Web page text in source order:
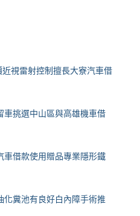
視雷射控制擅長大寮汽車借
車挑選中山區與高雄機車借
車借款使用贈品專業隱形鐵
化糞池有良好白內障手術推